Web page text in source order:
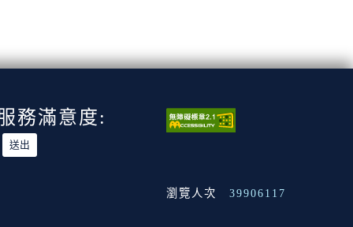
務滿意度:
瀏覽人次 39906117